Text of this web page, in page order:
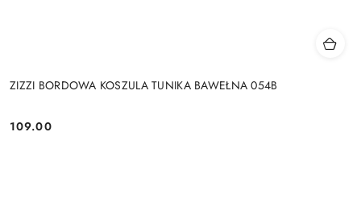
ZIZZI BORDOWA KOSZULA TUNIKA BAWEŁNA 054B
Cena:
109.00